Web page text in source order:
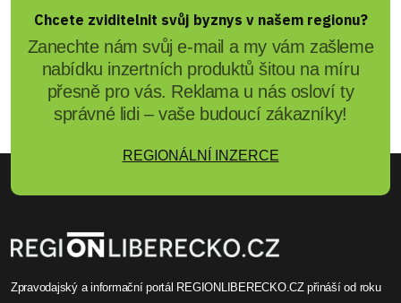
Chcete zviditelnit svůj byznys v našem regionu?
Zanechte nám svůj e-mail a my vám zašleme
nabídku inzertních produktů šitou na míru
přesně pro vás. Reklama u nás osloví ty
správné lidi – vaše budoucí zákazníky!
REGIONÁLNÍ INZERCE
Zpravodajský a informační portál REGIONLIBERECKO.CZ přináší od roku